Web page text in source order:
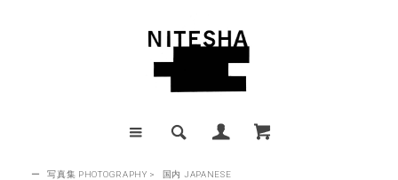
ー 写真集 PHOTOGRAPHY >
国内 JAPANESE